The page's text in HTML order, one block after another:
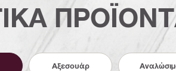
Αξεσουάρ